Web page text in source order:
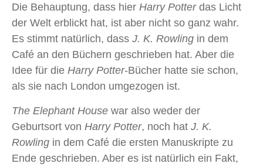
Die Behauptung, dass hier Harry Potterdas Licht
der Welt erblickt hat, ist aber nicht so ganz wahr.
Es stimmt natürlich, dass J. K. Rowling in dem
Café an den Büchern geschrieben hat. Aber die
Idee für die Harry Potter-Bücher hatte sie schon,
als sie nach London umgezogen ist.
The Elephant House war also weder der
Geburtsort von Harry Potter, noch hat J. K.
Rowling in dem Café die ersten Manuskripte zu
Ende geschrieben. Aber es ist natürlich ein Fakt,